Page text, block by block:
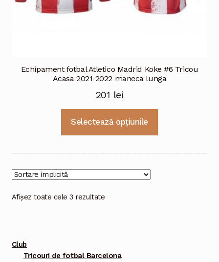
Echipament fotbal Atletico Madrid Koke #6 Tricou
Acasa 2021-2022 maneca lunga
201 lei
Selectează opțiunile
mai
Afișez toate cele 3 rezultate
Club
Tricouri de fotbal Barcelona